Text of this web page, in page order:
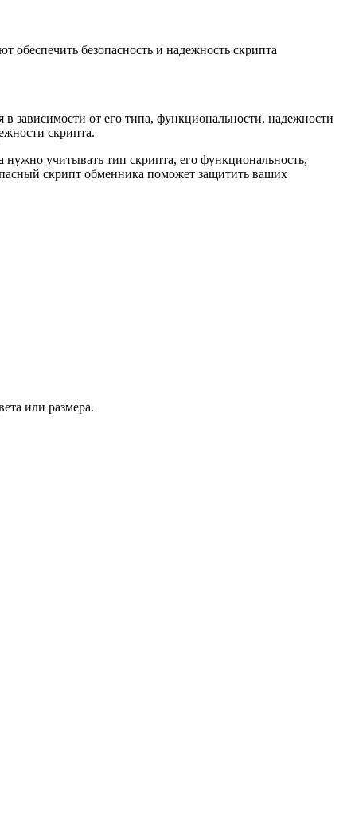
безопасность и надежность скрипта
зависимости от его типа, функциональности, надежности
скрипта.
учитывать тип скрипта, его функциональность,
скрипт обменника поможет защитить ваших
или размера.